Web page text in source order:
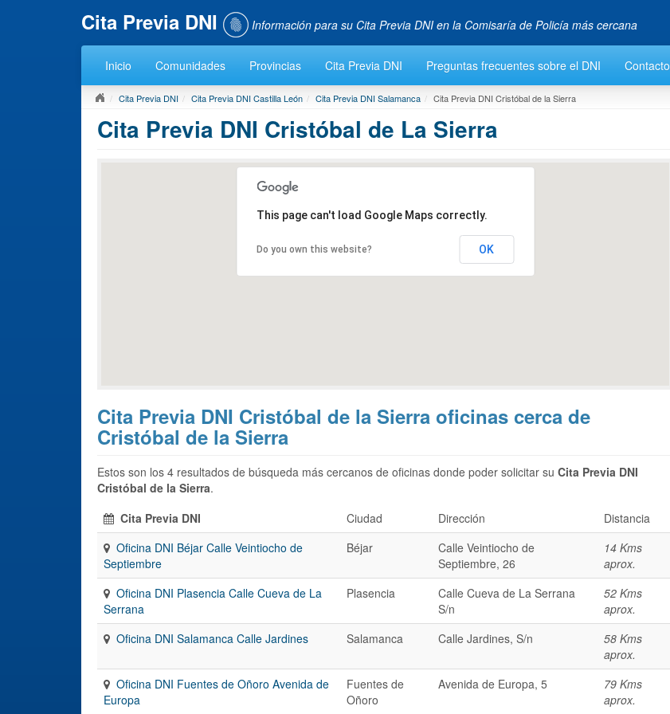
Cita Previa DNI Información para su Cita Previa DNI en la Comisaría de Policía más cercana
Inicio Comunidades Provincias Cita Previa DNI Preguntas frecuentes sobre el DNI Contacto
Cita Previa DNI Cita Previa DNI Castilla León Cita Previa DNI Salamanca Cita Previa DNI Cristóbal de la Sierra
Cita Previa DNI Cristóbal de La Sierra
This page can't load Google Maps correctly.
Do you own this website? OK
Cita Previa DNI Cristóbal de la Sierra oficinas cerca de
Cristóbal de la Sierra
Estos son los 4 resultados de búsqueda más cercanos de oficinas donde poder solicitar su Cita Previa DNI
Cristóbal de la Sierra.
Cita Previa DNI
Ciudad Dirección
Distancia
Oficina DNI Béjar Calle Veintiocho de
Septiembre
Béjar
Calle Veintiocho de
Septiembre, 26
14 Kms
aprox.
Oficina DNI Plasencia Calle Cueva de La
Serrana
Plasencia
Calle Cueva de La Serrana
S/n
52 Kms
aprox.
Oficina DNI Salamanca Calle Jardines
Salamanca Calle Jardines, S/n
58 Kms
aprox.
Oficina DNI Fuentes de Oñoro Avenida de
Europa
Fuentes de
Oñoro
Avenida de Europa, 5
79 Kms
aprox.